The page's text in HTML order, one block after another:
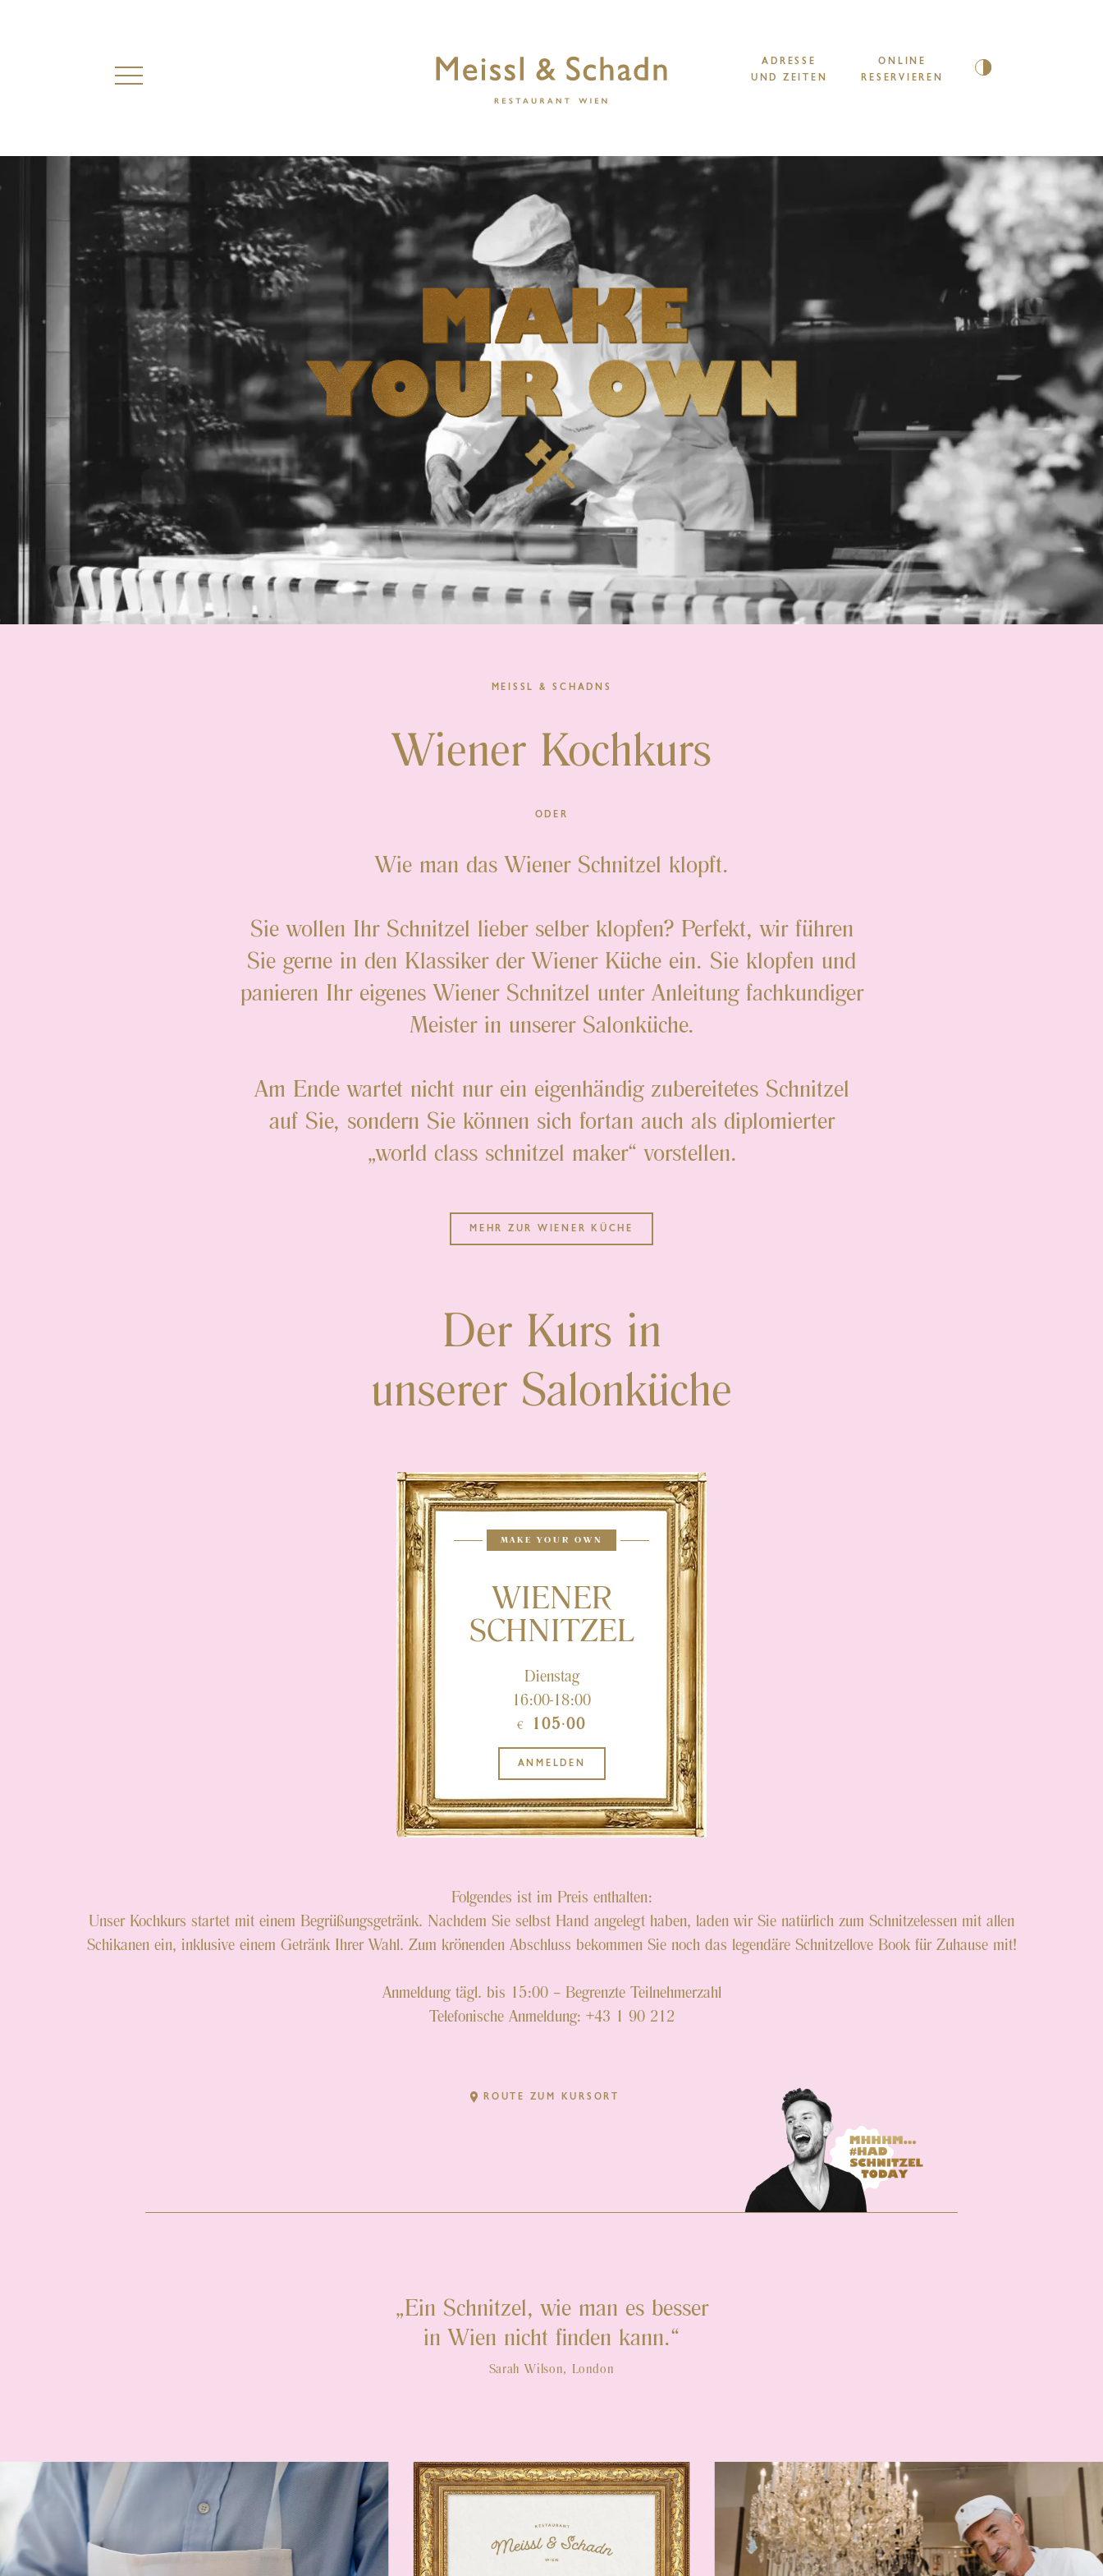
Menü öffnen
Hoher Kontrast
ADRESSE
UND ZEITEN
ONLINE
RESERVIEREN
MEISSL & SCHADNS
Wiener Kochkurs
ODER
Wie man das Wiener Schnitzel klopft.
Sie wollen Ihr Schnitzel lieber selber klopfen? Perfekt, wir führen
Sie gerne in den Klassiker der Wiener Küche ein. Sie klopfen und
panieren Ihr eigenes Wiener Schnitzel unter Anleitung fachkundiger
Meister in unserer Salonküche.
Am Ende wartet nicht nur ein eigenhändig zubereitetes Schnitzel
auf Sie, sondern Sie können sich fortan auch als diplomierter
„world class schnitzel maker“ vorstellen.
MEHR ZUR WIENER KÜCHE
Der Kurs in
unserer Salonküche
MAKE YOUR OWN
WIENER
SCHNITZEL
Dienstag
16:00-18:00
€ 105·00
ANMELDEN
Folgendes ist im Preis enthalten:
Unser Kochkurs startet mit einem Begrüßungsgetränk. Nachdem Sie selbst Hand angelegt haben, laden wir Sie natürlich zum Schnitzelessen mit allen
Schikanen ein, inklusive einem Getränk Ihrer Wahl. Zum krönenden Abschluss bekommen Sie noch das legendäre Schnitzellove Book für Zuhause mit!
Anmeldung tägl. bis 15:00 –Begrenzte Teilnehmerzahl
Telefonische Anmeldung: +43 1 90 212
ROUTE ZUM KURSORT
Ein Schnitzel, wie man es besser
in Wien nicht finden kann.
Sarah Wilson, London